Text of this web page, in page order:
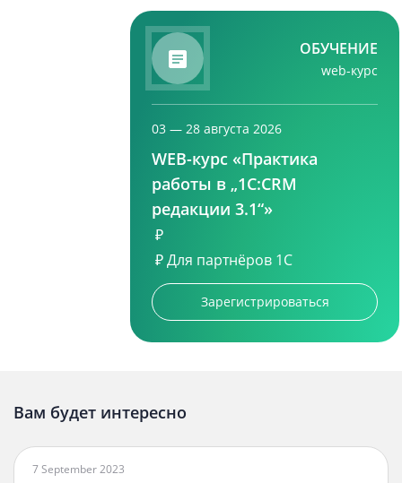
ОБУЧЕНИЕ
web-курс
03 — 28 августа 2026
WEB-курс «Практика
работы в „1С:CRM
редакции 3.1“»
₽
₽Для партнёров 1С
Зарегистрироваться
Вам будет интересно
7 September 2023